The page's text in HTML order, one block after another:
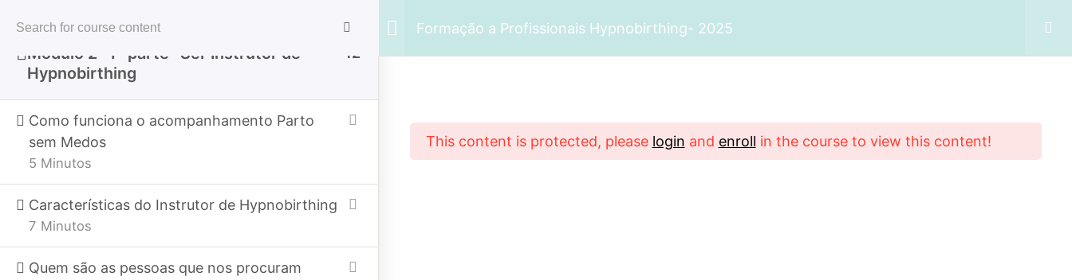
Programas
Blog
Parentalidade
RegistarEntrar
Formação a Profissionais Hypnobirthing- 2025
Módulo 2- 1ª parte- Ser Instrutor de
Hypnobirthing
12
Como funciona o acompanhamento Parto
sem Medos
5 Minutos
Características do Instrutor de Hypnobirthing
7 Minutos
Quem são as pessoas que nos procuram
This content is protected, please login and enroll in the course to view this content!